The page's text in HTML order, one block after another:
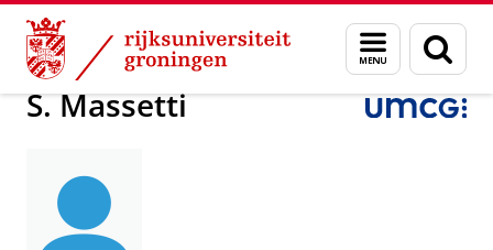
Skip
Content
Skip
Navigation
Menu
en
zoeken
Over ons S. Massetti
S. Massetti